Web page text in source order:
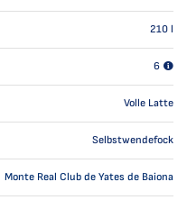
210 l
6
Volle Latte
Selbstwendefock
Monte Real Club de Yates de Baiona